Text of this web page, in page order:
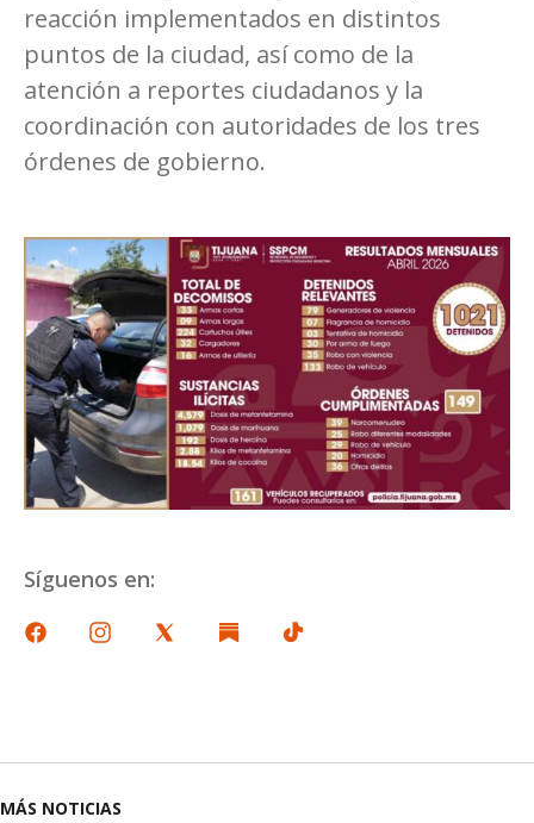
reacción implementados en distintos
puntos de la ciudad, así como de la
atención a reportes ciudadanos y la
coordinación con autoridades de los tres
órdenes de gobierno.
Síguenos en:
MÁS NOTICIAS